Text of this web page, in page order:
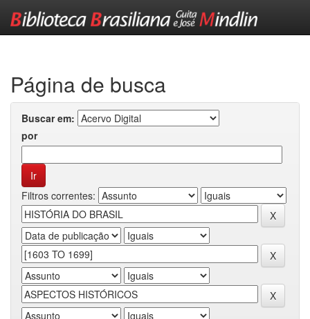
Página de busca
Buscar em:
por
Filtros correntes: